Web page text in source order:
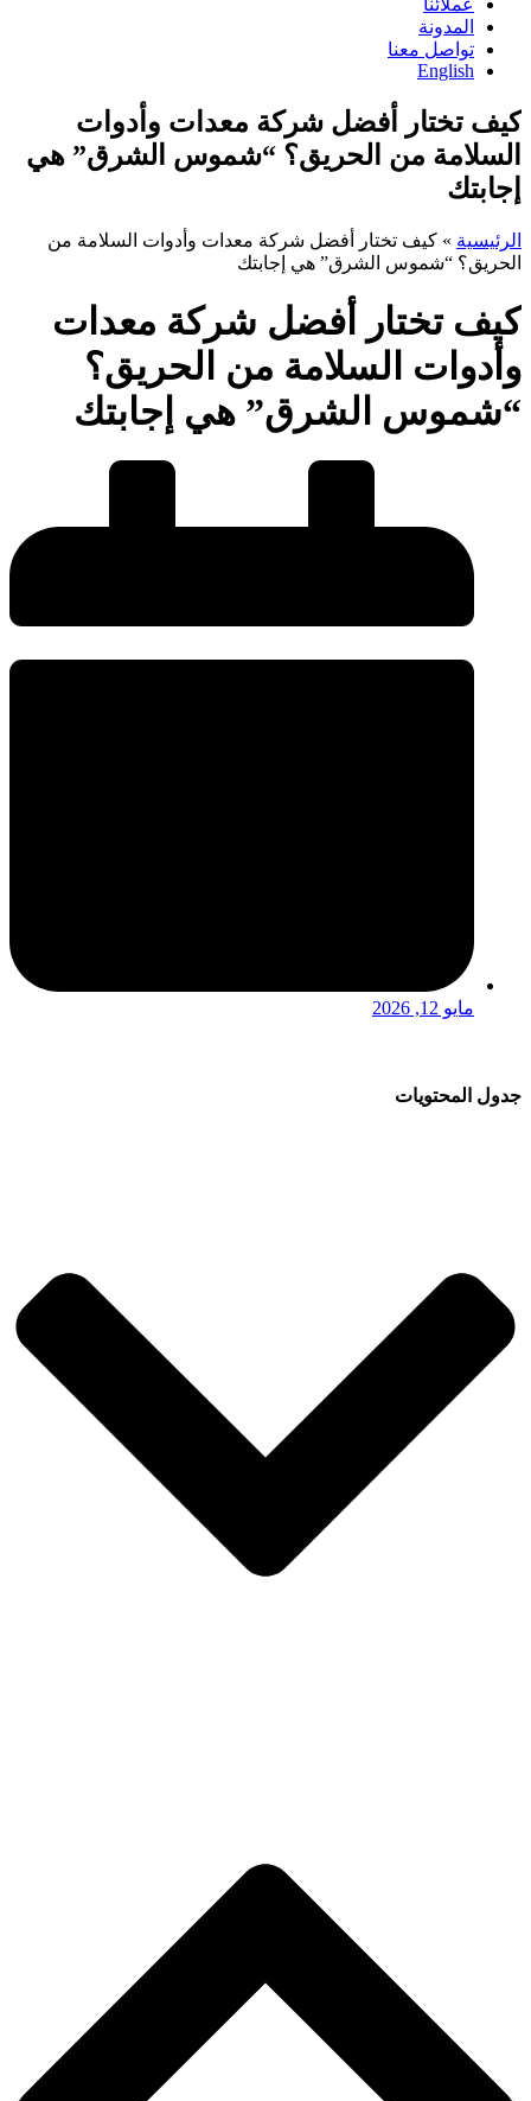
عملائنا
المدونة
تواصل معنا
English
كيف تختار أفضل شركة معدات وأدوات
السلامة من الحريق؟ “شموس الشرق” هي
إجابتك
الرئيسية » كيف تختار أفضل شركة معدات وأدوات السلامة من
الحريق؟ “شموس الشرق” هي إجابتك
كيف تختار أفضل شركة معدات
وأدوات السلامة من الحريق؟
“شموس الشرق” هي إجابتك
مايو 12, 2026
جدول المحتويات